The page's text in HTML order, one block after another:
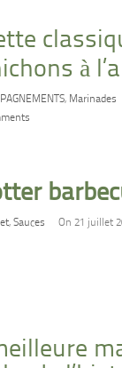
à
, Marinades
, Sauces On 21 juillet